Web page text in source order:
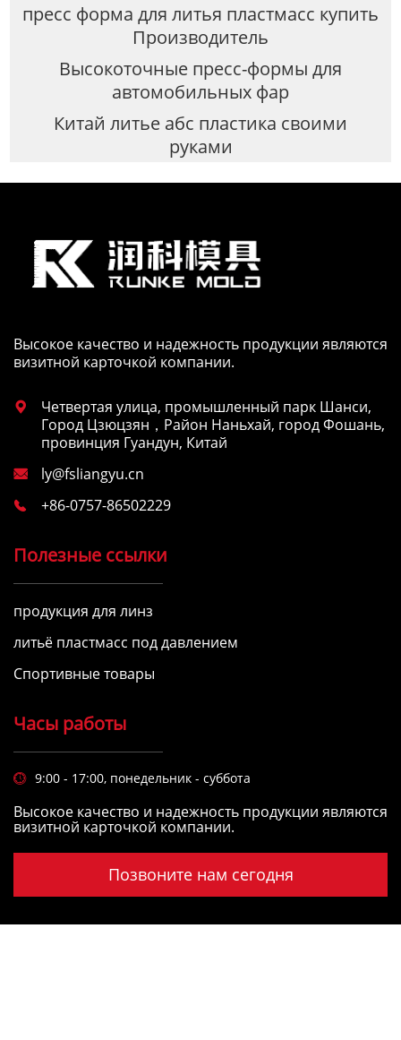
пресс форма для литья пластмасс купить
Производитель
Высокоточные пресс-формы для
автомобильных фар
Китай литье абс пластика своими
руками
Высокое качество и надежность продукции являются
визитной карточкой компании.

Четвертая улица, промышленный парк Шанси,
Город Цзюцзян，Район Наньхай, город Фошань,
провинция Гуандун, Китай
 ly@fsliangyu.cn
 +86-0757-86502229
Полезные ссылки
продукция для линз
литьё пластмасс под давлением
Спортивные товары
Часы работы
 9:00 - 17:00, понедельник - суббота
Высокое качество и надежность продукции являются
визитной карточкой компании.
Позвоните нам сегодня